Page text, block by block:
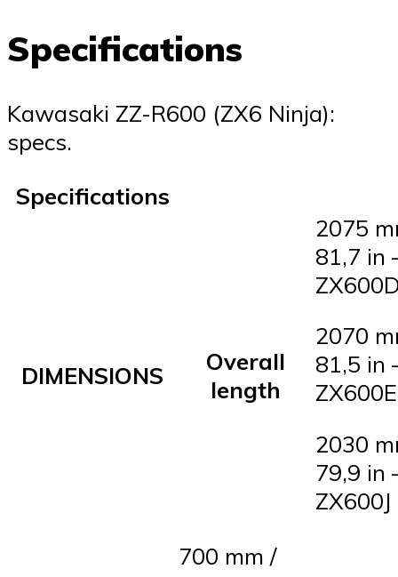
Specifications
Kawasaki ZZ-R600 (ZX6 Ninja):
specs.
Specifications
DIMENSIONS
Overall
length
2075
81,7 in
2070
81,5 in
ZX600E
2030
79,9 in
ZX600J
700 mm /